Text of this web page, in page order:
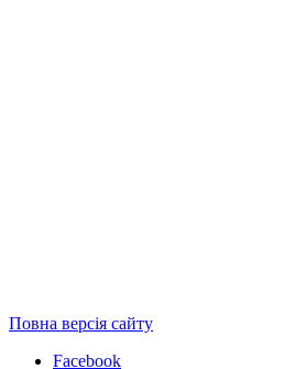
Повна версія сайту
Facebook